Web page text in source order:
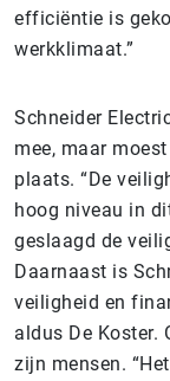
efficiëntie is
werkklimaat.”
Schneider
mee, maar
plaats. “De
hoog niveau in
geslaagd de
Daarnaast is
veiligheid en
aldus De Koster.
zijn mensen.